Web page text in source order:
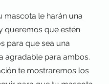
mascota le harán una
queremos que estén
para que sea una
agradable para ambos.
te mostraremos los